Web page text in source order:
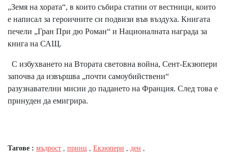
„Земя на хората“, в които събира статии от вестници, които
е написал за героичните си подвизи във въздуха. Книгата
печели „Гран При дю Роман“ и Националната награда за
книга на САЩ.
С избухването на Втората световна война, Сент-Екзюпери
започва да извършва „почти самоубийствени“
разузнавателни мисии до падането на Франция. След това е
принуден да емигрира.
Тагове : мъдрост , принц , Екзюпери , ден ,